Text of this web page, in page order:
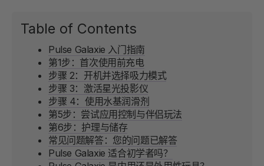
Table of Contents
Pulse Galaxie 入门指南
第1步：首次使用前充电
步骤 2：开机并选择吸力模式
步骤 3：激活星光投影仪
步骤 4：使用水基润滑剂
第5步：尝试应用控制与伴侣玩法
第6步：护理与储存
常见问题解答：您的问题已解答
Pulse Galaxie 适合初学者吗？